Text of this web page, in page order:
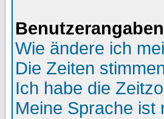
Wie ändere ich
Die Zeiten
Ich habe die
Meine Sprache ist